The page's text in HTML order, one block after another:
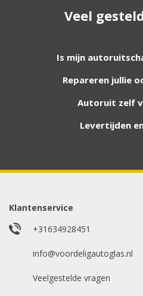
verder!
Wij zijn continu bezig
ruit er niet tussen? Grote
hebben. Vul het formulier
whatsappje met foto van
Uw merk auto
Bouwjaar
Veel
Is mijn
Repareren jullie
Autoruit zelf
Levertijden
Klantenservice
+31634928451
info@voordeligautoglas.nl
Veelgestelde vragen